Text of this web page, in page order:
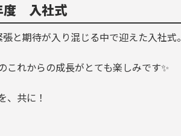
度 入社式
と期待が入り混じる中で迎えた入社式。
これからの成長がとても楽しみです✨
、共に！